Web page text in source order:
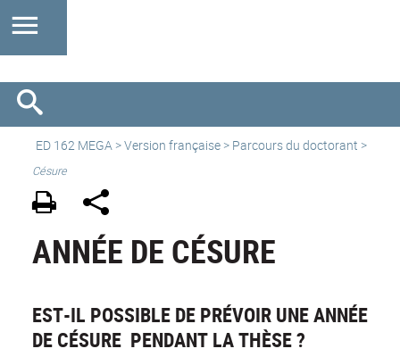
ED 162 MEGA >Version française > Parcours du doctorant >
Césure
ANNÉE DE CÉSURE
EST-IL POSSIBLE DE PRÉVOIR UNE ANNÉE
DE CÉSURE PENDANT LA THÈSE ?